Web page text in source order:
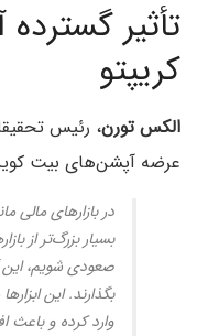
تأثیر گسترده
کریپتو
الکس تورن، رئیس
عرضه آپشن‌های بیت
در بازارهای مالی
بسیار بزرگ‌تر از
صعودی شویم، این
بگذارند. این
وارد کرده و باعث